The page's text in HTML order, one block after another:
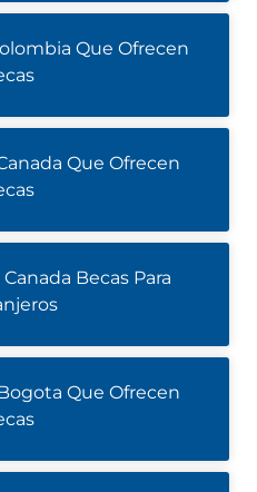
Que Ofrecen
Que Ofrecen
Becas Para
Que Ofrecen